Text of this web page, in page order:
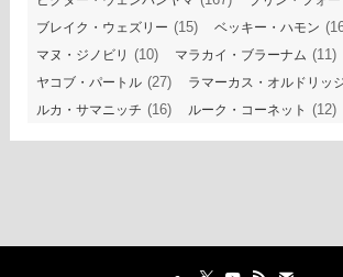
ブレイク・ウェズリー (15) ベッキー・ハモン
マヌ・ジノビリ (10) マラカイ・ブラーナム (11)
ヤコブ・パートル (27) ラマーカス・オルドリッ
ルカ・サマニッチ (16) ルーク・コーネット (12)